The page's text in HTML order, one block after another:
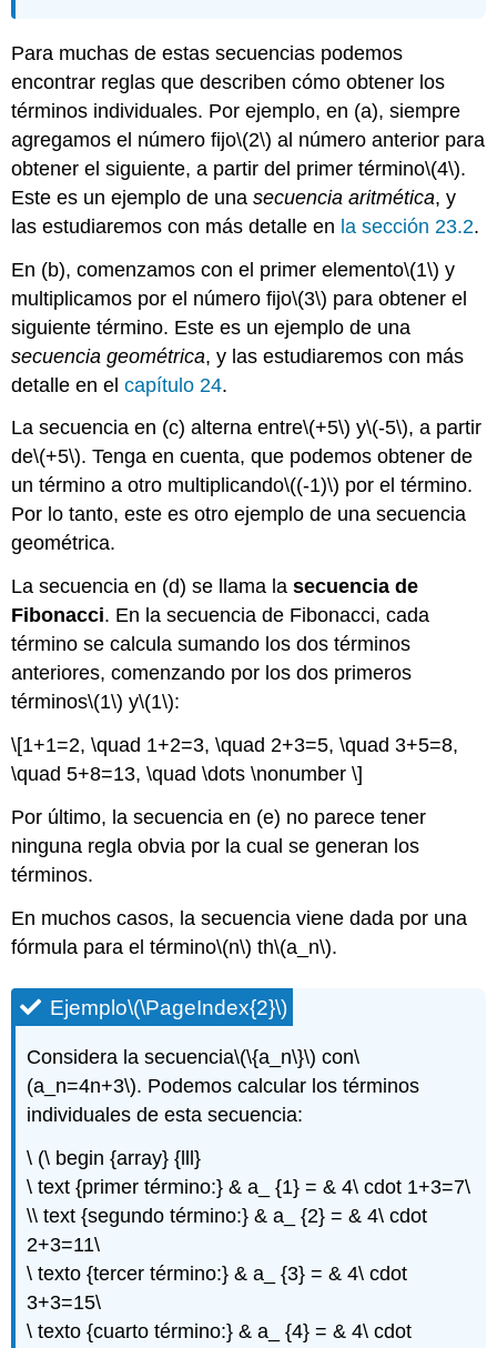
Para muchas de estas secuencias podemos
encontrar reglas que describen cómo obtener los
términos individuales. Por ejemplo, en (a), siempre
agregamos el número fijo\(2\) al número anterior para
obtener el siguiente, a partir del primer término\(4\).
Este es un ejemplo de unasecuencia aritmética, y
las estudiaremos con más detalle en la sección 23.2.
En (b), comenzamos con el primer elemento\(1\) y
multiplicamos por el número fijo\(3\) para obtener el
siguiente término. Este es un ejemplo de una
secuencia geométrica, y las estudiaremos con más
detalle en elcapítulo 24.
La secuencia en (c) alterna entre\(+5\) y\(-5\), a partir
de\(+5\). Tenga en cuenta, que podemos obtener de
un término a otro multiplicando\((-1)\) por el término.
Por lo tanto, este es otro ejemplo de una secuencia
geométrica.
La secuencia en (d) se llama lasecuencia de
Fibonacci. En la secuencia de Fibonacci, cada
término se calcula sumando los dos términos
anteriores, comenzando por los dos primeros
términos\(1\) y\(1\):
\[1+1=2, \quad 1+2=3, \quad 2+3=5, \quad 3+5=8,
\quad 5+8=13, \quad \dots \nonumber \]
Por último, la secuencia en (e) no parece tener
ninguna regla obvia por la cual se generan los
términos.
En muchos casos, la secuencia viene dada por una
fórmula para el término\(n\) th\(a_n\).
Ejemplo\(\PageIndex{2}\)
Considera la secuencia\(\{a_n\}\) con\
(a_n=4n+3\). Podemos calcular los términos
individuales de esta secuencia:
\ (\ begin {array} {lll}
\ text {primer término:} & a_ {1} = & 4\ cdot 1+3=7\
\\ text {segundo término:} & a_ {2} = & 4\ cdot
2+3=11\
\ texto {tercer término:} & a_ {3} = & 4\ cdot
3+3=15\
\ texto {cuarto término:} & a_ {4} = & 4\ cdot